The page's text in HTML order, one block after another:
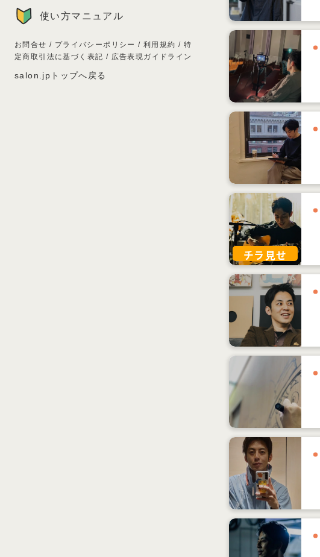
使い方マニュアル
お問合せ / プライバシーポリシー / 利用規約 / 特
定商取引法に基づく表記 / 広告表現ガイドライン
salon.jpトップへ戻る
チラ見せ